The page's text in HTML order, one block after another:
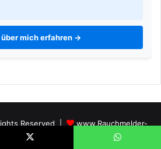
über mich erfahren →
Reserved |
www.Rauchmelder-
Guide.de